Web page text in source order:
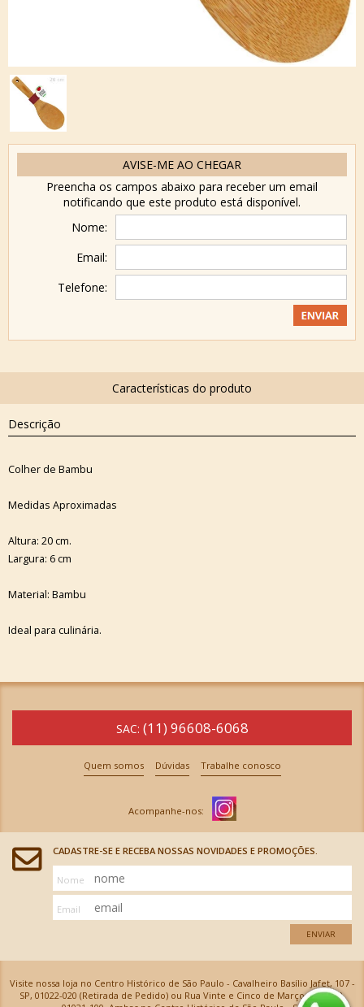
AVISE-ME AO CHEGAR
Preencha os campos abaixo para receber um email
notificando que este produto está disponível.
Nome:
Email:
Telefone:
Descrição
Colher de Bambu
Medidas Aproximadas
Altura: 20 cm.
Largura: 6 cm
Material: Bambu
Ideal para culinária.
SAC: (11) 96608-6068
Quem somos Dúvidas Trabalhe conosco
CADASTRE-SE E RECEBA NOSSAS NOVIDADES E PROMOÇÕES.
Nome
Email
ENVIAR
Visite nossa loja no Centro Histórico de São Paulo - Cavalheiro Basílio Jafet, 107 -
SP, 01022-020 (Retirada de Pedido) ou Rua Vinte e Cinco de Março, 576 - SP,